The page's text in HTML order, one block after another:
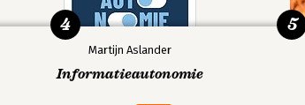
Martijn Aslander
Informatieautonomie
4 5